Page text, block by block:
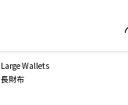
Large Wallets
長財布